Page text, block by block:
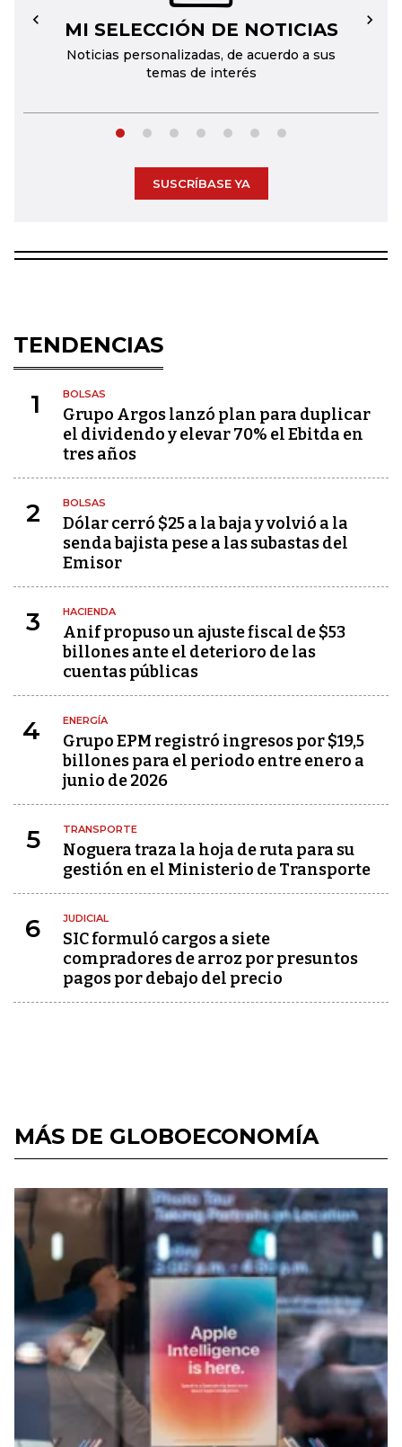
MI SELECCIÓN DE NOTICIAS
Noticias personalizadas, de acuerdo a sus
temas de interés
← →
SUSCRÍBASE YA
TENDENCIAS
1 BOLSAS
Grupo Argos lanzó plan para duplicar
el dividendo y elevar 70% el Ebitda en
tres años
2 BOLSAS
Dólar cerró $25 a la baja y volvió a la
senda bajista pese a las subastas del
Emisor
3 HACIENDA
Anif propuso un ajuste fiscal de $53
billones ante el deterioro de las
cuentas públicas
4 ENERGÍA
Grupo EPM registró ingresos por $19,5
billones para el periodo entre enero a
junio de 2026
5 TRANSPORTE
Noguera traza la hoja de ruta para su
gestión en el Ministerio de Transporte
6 JUDICIAL
SIC formuló cargos a siete
compradores de arroz por presuntos
pagos por debajo del precio
MÁS DE GLOBOECONOMÍA